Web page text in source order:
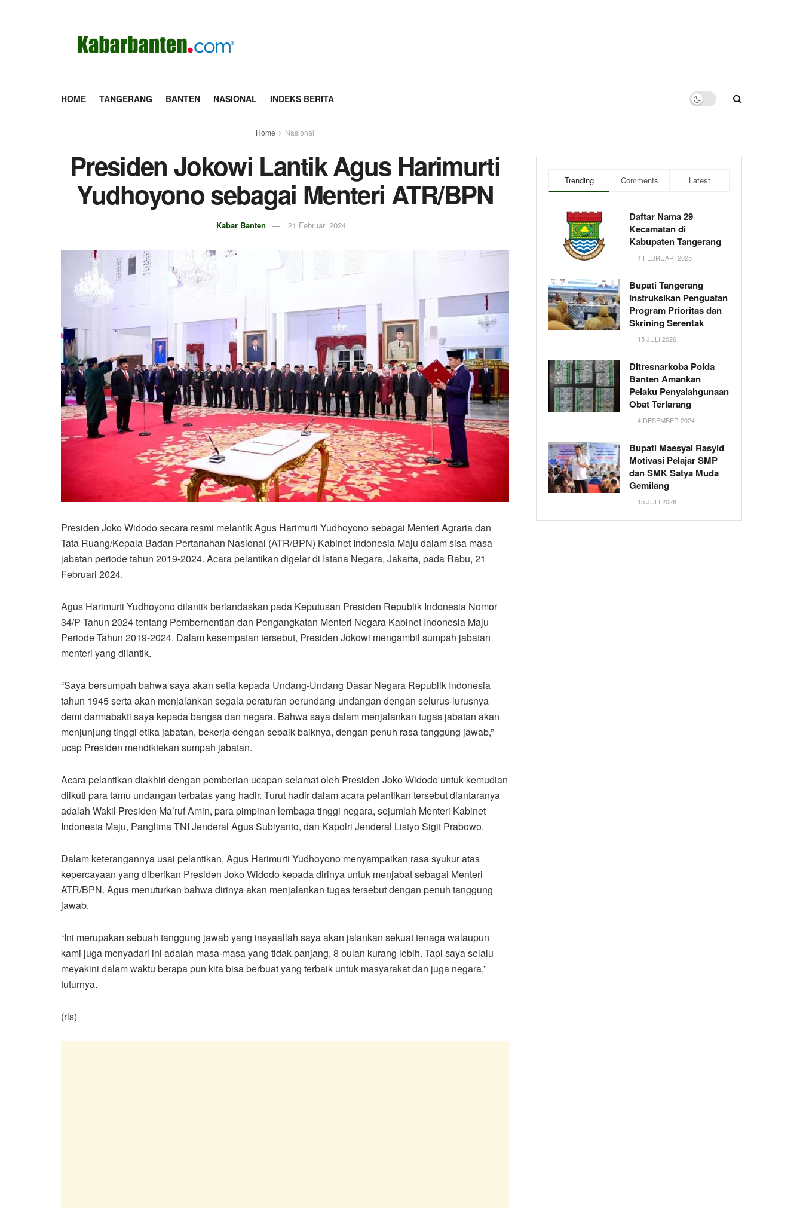
HOME TANGERANG BANTEN NASIONAL INDEKS BERITA
Home Nasional
Presiden Jokowi Lantik Agus Harimurti
Yudhoyono sebagai Menteri ATR/BPN
Kabar Banten 21 Februari 2024
Presiden Joko Widodo secara resmi melantik Agus Harimurti Yudhoyono sebagai Menteri Agraria dan
Tata Ruang/Kepala Badan Pertanahan Nasional (ATR/BPN) Kabinet Indonesia Maju dalam sisa masa
jabatan periode tahun 2019-2024. Acara pelantikan digelar di Istana Negara, Jakarta, pada Rabu, 21
Februari 2024.
Agus Harimurti Yudhoyono dilantik berlandaskan pada Keputusan Presiden Republik Indonesia Nomor
34/P Tahun 2024 tentang Pemberhentian dan Pengangkatan Menteri Negara Kabinet Indonesia Maju
Periode Tahun 2019-2024. Dalam kesempatan tersebut, Presiden Jokowi mengambil sumpah jabatan
menteri yang dilantik.
“Saya bersumpah bahwa saya akan setia kepada Undang-Undang Dasar Negara Republik Indonesia
tahun 1945 serta akan menjalankan segala peraturan perundang-undangan dengan selurus-lurusnya
demi darmabakti saya kepada bangsa dan negara. Bahwa saya dalam menjalankan tugas jabatan akan
menjunjung tinggi etika jabatan, bekerja dengan sebaik-baiknya, dengan penuh rasa tanggung jawab,”
ucap Presiden mendiktekan sumpah jabatan.
Acara pelantikan diakhiri dengan pemberian ucapan selamat oleh Presiden Joko Widodo untuk kemudian
diikuti para tamu undangan terbatas yang hadir. Turut hadir dalam acara pelantikan tersebut diantaranya
adalah Wakil Presiden Ma’ruf Amin, para pimpinan lembaga tinggi negara, sejumlah Menteri Kabinet
Indonesia Maju, Panglima TNI Jenderal Agus Subiyanto, dan Kapolri Jenderal Listyo Sigit Prabowo.
Dalam keterangannya usai pelantikan, Agus Harimurti Yudhoyono menyampaikan rasa syukur atas
kepercayaan yang diberikan Presiden Joko Widodo kepada dirinya untuk menjabat sebagai Menteri
ATR/BPN. Agus menuturkan bahwa dirinya akan menjalankan tugas tersebut dengan penuh tanggung
jawab.
“Ini merupakan sebuah tanggung jawab yang insyaallah saya akan jalankan sekuat tenaga walaupun
kami juga menyadari ini adalah masa-masa yang tidak panjang, 8 bulan kurang lebih. Tapi saya selalu
meyakini dalam waktu berapa pun kita bisa berbuat yang terbaik untuk masyarakat dan juga negara,”
tuturnya.
(rls)
Trending Comments Latest
Daftar Nama 29
Kecamatan di
Kabupaten Tangerang
4 FEBRUARI 2025
Bupati Tangerang
Instruksikan Penguatan
Program Prioritas dan
Skrining Serentak
15 JULI 2026
Ditresnarkoba Polda
Banten Amankan
Pelaku Penyalahgunaan
Obat Terlarang
4 DESEMBER 2024
Bupati Maesyal Rasyid
Motivasi Pelajar SMP
dan SMK Satya Muda
Gemilang
15 JULI 2026